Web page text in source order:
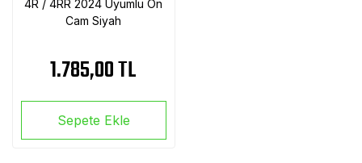
4R / 4RR 2024 Uyumlu Ön
Cam Siyah
1.785,00 TL
Sepete Ekle